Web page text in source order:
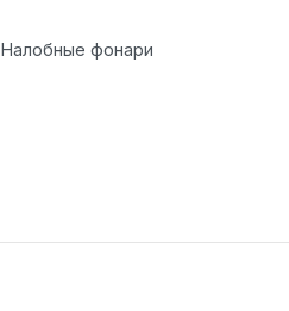
Налобные фонари